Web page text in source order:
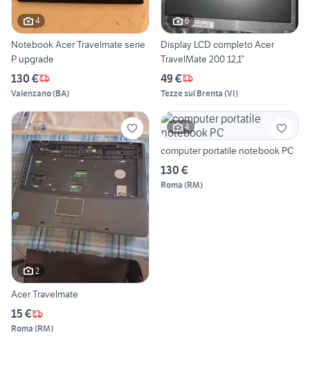
4
Notebook Acer Travelmate serie
P upgrade
130 €
Valenzano(BA)
6
Display LCD completo Acer
TravelMate 200 12,1”
49 €
Tezze sul Brenta (VI)
2
Acer Travelmate
15 €
Roma (RM)
4
computer portatile notebook PC
130 €
Roma (RM)